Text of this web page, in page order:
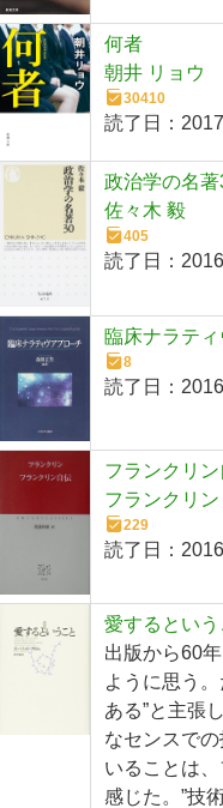
何者
朝井 リョウ
30410
読了日：
政治学の名
佐々木 毅
405
読了日：
臨床ナラテ
8
読了日：
フランクリ
フランクリン
229
読了日：
愛するとい
出版から60
ように思う
ある”と主張
なセンスで
いることは、
感じた。”技